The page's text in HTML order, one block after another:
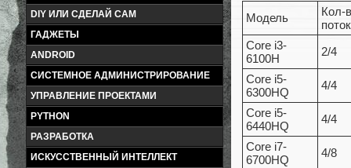
DIY ИЛИ СДЕЛАЙ САМ
ГАДЖЕТЫ
ANDROID
СИСТЕМНОЕ АДМИНИСТРИРОВАНИЕ
УПРАВЛЕНИЕ ПРОЕКТАМИ
PYTHON
РАЗРАБОТКА
ИСКУССТВЕННЫЙ ИНТЕЛЛЕКТ
Модель
Кол-
Core i3-
6100H
2/4
Core i5-
6300HQ
4/4
Core i5-
6440HQ
4/4
Core i7-
6700HQ
4/8